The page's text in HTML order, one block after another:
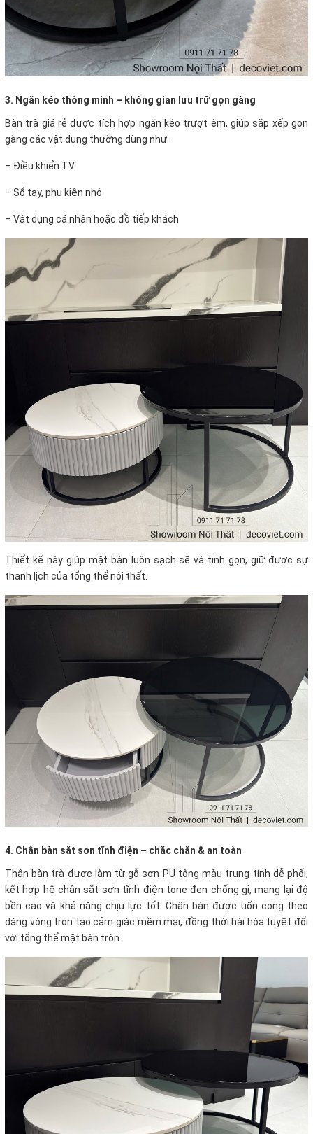
3. Ngăn kéo thông minh – không gian lưu trữ gọn gàng
Bàn trà giá rẻ được tích hợp ngăn kéo trượt êm, giúp sắp xếp gọn
gàng các vật dụng thường dùng như:
– Điều khiển TV
– Sổ tay, phụ kiện nhỏ
– Vật dụng cá nhân hoặc đồ tiếp khách
Thiết kế này giúp mặt bàn luôn sạch sẽ và tinh gọn, giữ được sự
thanh lịch của tổng thể nội thất.
4. Chân bàn sắt sơn tĩnh điện – chắc chắn & an toàn
Thân bàn trà được làm từ gỗ sơn PU tông màu trung tính dễ phối,
kết hợp hệ chân sắt sơn tĩnh điện tone đen chống gỉ, mang lại độ
bền cao và khả năng chịu lực tốt. Chân bàn được uốn cong theo
dáng vòng tròn tạo cảm giác mềm mại, đồng thời hài hòa tuyệt đối
với tổng thể mặt bàn tròn.